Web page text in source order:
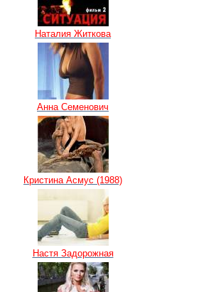
Наталия Житкова
Анна Семенович
Кристина Асмус (1988)
Настя Задорожная